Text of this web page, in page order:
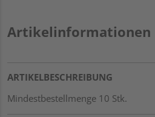
Artikelinformationen
ARTIKELBESCHREIBUNG
Mindestbestellmenge 10 Stk.